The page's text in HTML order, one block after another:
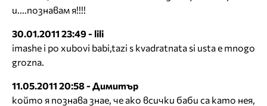
и....познавам я!!!!
30.01.2011 23:49 - lili
imashe i po xubovi babi,tazi s kvadratnata si usta e mnogo
grozna.
11.05.2011 20:58 - Димитър
който я познава знае, че ако всички баби са като нея,